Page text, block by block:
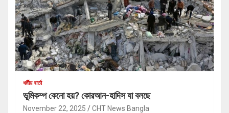
ধর্মীয় বার্তা
ভূমিকম্প কেনো হয়? কোরআন-হাদিস যা বলছে
November 22, 2025 CHT News Bangla